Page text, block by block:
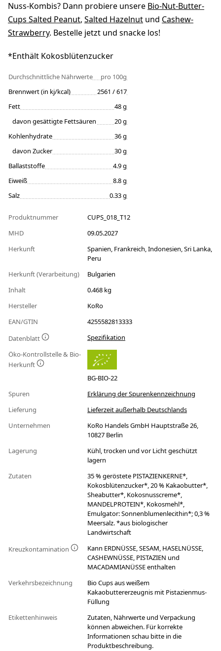
Nuss-Kombis? Dann probiere unsere Bio-Nut-Butter-
Cups Salted Peanut, Salted Hazelnut und Cashew-
Strawberry. Bestelle jetzt und snacke los!
*Enthält Kokosblütenzucker
Durchschnittliche Nährwerte
pro 100g
Brennwert (in kj/kcal)
2561 / 617
Fett
48 g
davon gesättigte Fettsäuren
20 g
Kohlenhydrate
36 g
davon Zucker
30 g
Ballaststoffe
4.9 g
Eiweiß
8.8 g
Salz
0.33 g
Produktnummer
CUPS_018_T12
MHD
09.05.2027
Herkunft
Spanien, Frankreich, Indonesien, Sri Lanka,
Peru
Herkunft (Verarbeitung)
Bulgarien
Inhalt
0.468 kg
Hersteller
KoRo
EAN/GTIN
4255582813333
Datenblatt
Spezifikation
Öko-Kontrollstelle & Bio-
Herkunft
BG-BIO-22
Spuren
Erklärung der Spurenkennzeichnung
Lieferung
Lieferzeit außerhalb Deutschlands
Unternehmen
KoRo Handels GmbH Hauptstraße 26,
10827 Berlin
Lagerung
Kühl, trocken und vor Licht geschützt
lagern
Zutaten
35 % geröstete PISTAZIENKERNE*,
Kokosblütenzucker*, 20 % Kakaobutter*,
Sheabutter*, Kokosnusscreme*,
MANDELPROTEIN*, Kokosmehl*,
Emulgator: Sonnenblumenlecithin*; 0,3 %
Meersalz. *aus biologischer
Landwirtschaft
Kreuzkontamination
Kann ERDNÜSSE, SESAM, HASELNÜSSE,
CASHEWNÜSSE, PISTAZIEN und
MACADAMIANÜSSE enthalten
Verkehrsbezeichnung
Bio Cups aus weißem
Kakaobuttererzeugnis mit Pistazienmus-
Füllung
Etikettenhinweis
Zutaten, Nährwerte und Verpackung
können abweichen. Für korrekte
Informationen schau bitte in die
Produktbeschreibung.